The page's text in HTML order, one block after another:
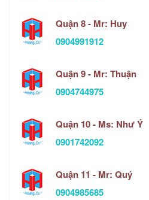
Quận 8 - Mr: Huy
0904991912
Quận 9 - Mr: Thuận
0904744975
Quận 10 - Ms: Như Ý
0901742092
Quận 11 - Mr: Quý
0904985685